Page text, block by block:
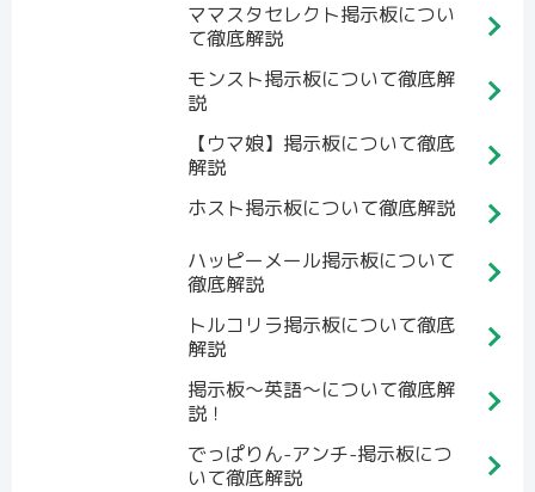
ママスタセレクト掲示板につい
て徹底解説
モンスト掲示板について徹底解
説
【ウマ娘】掲示板について徹底
解説
ホスト掲示板について徹底解説
ハッピーメール掲示板について
徹底解説
トルコリラ掲示板について徹底
解説
掲示板～英語～について徹底解
説！
でっぱりん-アンチ-掲示板につ
いて徹底解説